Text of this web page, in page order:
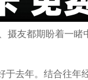
友都期盼着一睹
年。结合往年